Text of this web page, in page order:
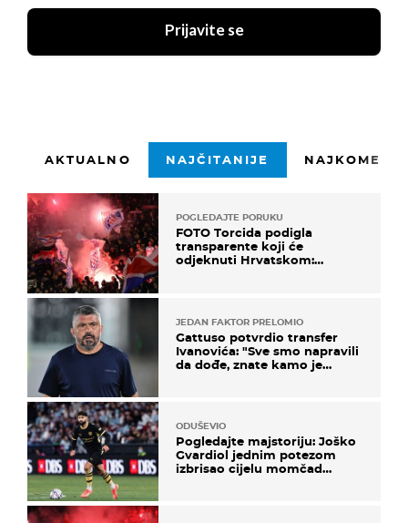
Prijavite se
AKTUALNO NAJČITANIJE
POGLEDAJTE PORUKU
FOTO Torcida podigla
transparente koji će
odjeknuti Hrvatskom:
JEDAN FAKTOR PRELOMIO
Gattuso potvrdio transfer
Ivanovića: "Sve smo napravili
da dođe, znate kamo je
ODUŠEVIO
Pogledajte majstoriju: Joško
Gvardiol jednim potezom
izbrisao cijelu momčad